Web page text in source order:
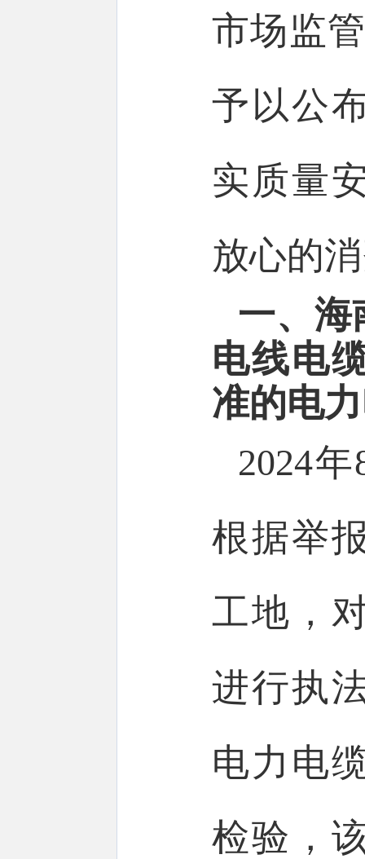
市场监
予以公
实质量
放心的
一、海
电线电
准的电
2024
根据举
工地，
进行执
电力电
检验，